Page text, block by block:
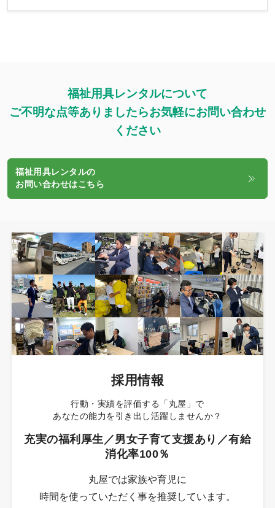
福祉用具レンタルについて
ご不明な点等ありましたらお気軽にお問い合わせ
ください
福祉用具レンタルの
お問い合わせはこちら
採用情報
行動・実績を評価する「丸屋」で
あなたの能力を引き出し活躍しませんか？
充実の福利厚生／男女子育て支援あり／有給
消化率100％
丸屋では家族や育児に
時間を使っていただく事を推奨しています。